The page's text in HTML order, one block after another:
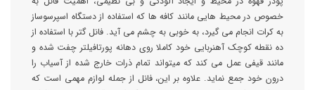
خصوص در محیط هایی مانند کافه ها که استفاده از دستگاه اسپرسوساز
به کرات انجام می گیرد، به خوبی به چشم می آید. فانل گتر با استفاده از
ده نقطه کوچک آهنربایی خود کاملا روی دهانه پورتافیلتر چفت شده و
مانند قیفی عمل می کند که میتواند تمام ذرات خارج شده از آسیاب را
درون خود جمع نماید. علاوه بر این، فانل از جمله لوازم مهمی است که